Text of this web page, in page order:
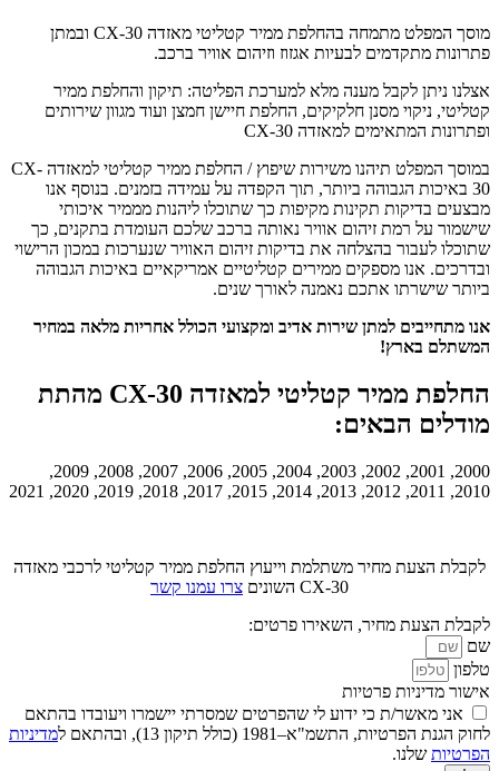
מוסך המפלט מתמחה בהחלפת ממיר קטליטי מאזדה CX-30 ובמתן
פתרונות מתקדמים לבעיות אגזוז וזיהום אוויר ברכב.
אצלנו ניתן לקבל מענה מלא למערכת הפליטה: תיקון והחלפת ממיר
קטליטי, ניקוי מסנן חלקיקים, החלפת חיישן חמצן ועוד מגוון שירותים
ופתרונות המתאימים למאזדה CX-30
במוסך המפלט תיהנו משירות שיפוץ / החלפת ממיר קטליטי למאזדה CX-
30 באיכות הגבוהה ביותר, תוך הקפדה על עמידה בזמנים. בנוסף אנו
מבצעים בדיקות תקינות מקיפות כך שתוכלו ליהנות מממיר איכותי
שישמור על רמת זיהום אוויר נאותה ברכב שלכם העומדת בתקנים, כך
שתוכלו לעבור בהצלחה את בדיקות זיהום האוויר שנערכות במכון הרישוי
ובדרכים. אנו מספקים ממירים קטליטיים אמריקאיים באיכות הגבוהה
ביותר שישרתו אתכם נאמנה לאורך שנים.
אנו מתחייבים למתן שירות אדיב ומקצועי הכולל אחריות מלאה במחיר
המשתלם בארץ!
החלפת ממיר קטליטי למאזדה CX-30 מהתת
מודלים הבאים:
2000, 2001, 2002, 2003, 2004, 2005, 2006, 2007, 2008, 2009,
2010, 2011, 2012, 2013, 2014, 2015, 2017, 2018, 2019, 2020, 2021
לקבלת הצעת מחיר משתלמת וייעוץ החלפת ממיר קטליטי לרכבי מאזדה
CX-30 השונים
צרו עמנו קשר
לקבלת הצעת מחיר, השאירו פרטים:
שם
טלפון
אישור מדיניות פרטיות
אני מאשר/ת כי ידוע לי שהפרטים שמסרתי יישמרו ויעובדו בהתאם
לחוק הגנת הפרטיות, התשמ"א–1981 (כולל תיקון 13), ובהתאם ל
מדיניות
הפרטיות שלנו.